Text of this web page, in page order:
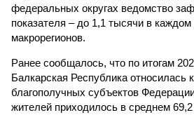
федеральных округах ведомство
показателя – до 1,1 тысячи в каждом
макрорегионов.
Ранее сообщалось, что по итогам
Балкарская Республика относилась
благополучных субъектов
жителей приходилось в среднем